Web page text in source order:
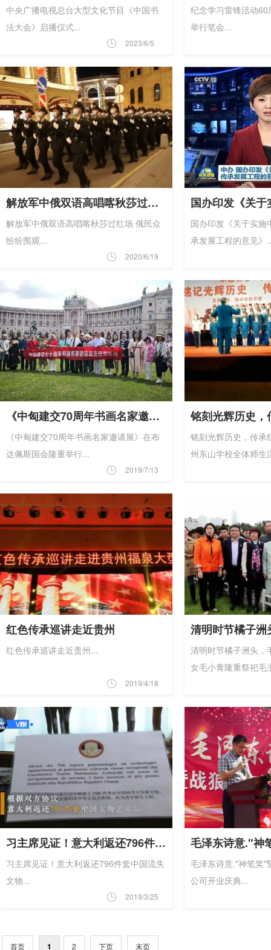
中央广播电视总台大型文化节目《中国书
法大会》启播仪式...
2023/6/5
纪念学习雷锋活动60
举行笔会...
解放军中俄双语高唱喀秋莎过红场 俄民众纷纷围观
解放军中俄双语高唱喀秋莎过红场 俄民众
纷纷围观...
2020/6/19
国办印发《关于实施
承发展工程的意见》
《中匈建交70周年书画名家邀请展》在布达佩斯国会隆重举行
《中匈建交70周年书画名家邀请展》在布
达佩斯国会隆重举行...
2019/7/13
铭刻光辉历史，传
州东山学校全体师生
红色传承巡讲走近贵州
红色传承巡讲走近贵州...
2019/4/18
清明时节橘子洲头，
女毛小青隆重祭祀毛
习主席见证！意大利返还796件套中国流失文物
习主席见证！意大利返还796件套中国流失
文物...
2019/3/25
毛泽东诗意."神笔奖"
公司开业庆典...
首页 1 2 下页 末页